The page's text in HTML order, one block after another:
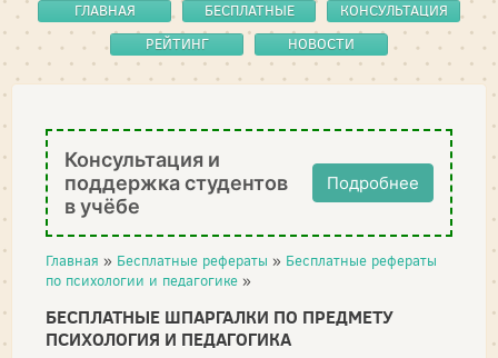
ГЛАВНАЯ
БЕСПЛАТНЫЕ
РЕФЕРАТЫ
КОНСУЛЬТАЦИЯ
РЕЙТИНГ
НОВОСТИ
Консультация и
поддержка студентов
в учёбе
Подробнее
Главная » Бесплатные рефераты » Бесплатные рефераты
по психологии и педагогике »
БЕСПЛАТНЫЕ ШПАРГАЛКИ ПО ПРЕДМЕТУ
ПСИХОЛОГИЯ И ПЕДАГОГИКА